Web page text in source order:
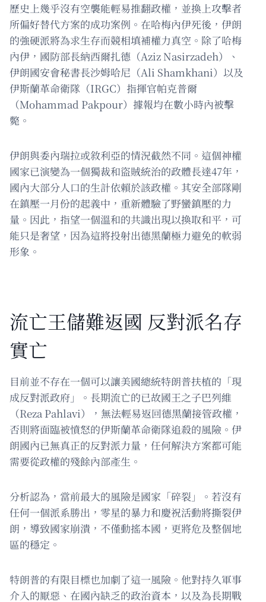
歷史上幾乎沒有空襲能輕易推翻政權，並換上攻擊者
所偏好替代方案的成功案例。在哈梅內伊死後，伊朗
的強硬派將為求生存而競相填補權力真空。除了哈梅
內伊，國防部長納西爾扎德（Aziz Nasirzadeh）、
伊朗國安會秘書長沙姆哈尼（Ali Shamkhani）以及
伊斯蘭革命衛隊（IRGC）指揮官帕克普爾
（Mohammad Pakpour）據報均在數小時內被擊
斃。
伊朗與委內瑞拉或敘利亞的情況截然不同。這個神權
國家已演變為一個獨裁和盜賊統治的政體長達47年，
國內大部分人口的生計依賴於該政權。其安全部隊剛
在鎮壓一月份的起義中，重新體驗了野蠻鎮壓的力
量。因此，指望一個溫和的共識出現以換取和平，可
能只是奢望，因為這將投射出德黑蘭極力避免的軟弱
形象。
流亡王儲難返國 反對派名存
實亡
目前並不存在一個可以讓美國總統特朗普扶植的「現
成反對派政府」。長期流亡的已故國王之子巴列維
（Reza Pahlavi），無法輕易返回德黑蘭接管政權，
否則將面臨被憤怒的伊斯蘭革命衛隊追殺的風險。伊
朗國內已無真正的反對派力量，任何解決方案都可能
需要從政權的殘餘內部產生。
分析認為，當前最大的風險是國家「碎裂」。若沒有
任何一個派系勝出，零星的暴力和慶祝活動將撕裂伊
朗，導致國家崩潰，不僅動搖本國，更將危及整個地
區的穩定。
特朗普的有限目標也加劇了這一風險。他對持久軍事
介入的厭惡、在國內缺乏的政治資本，以及為長期戰